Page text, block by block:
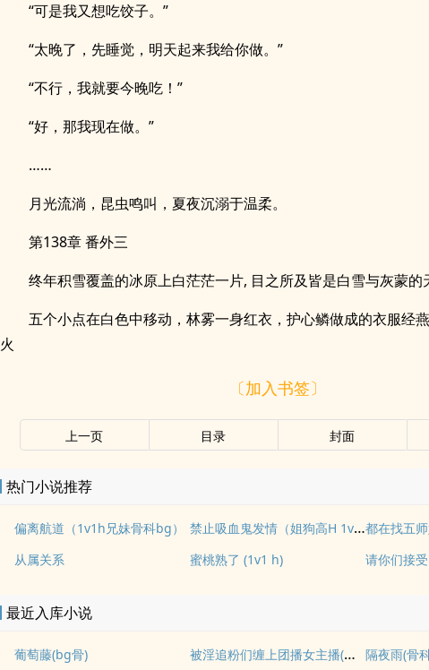
“可是我又想吃饺子。”
“太晚了，先睡觉，明天起来我给你做。”
“不行，我就要今晚吃！”
“好，那我现在做。”
……
月光流淌，昆虫鸣叫，夏夜沉溺于温柔。
第138章 番外三
终年积雪覆盖的冰原上白茫茫一片, 目之所及皆是白雪与灰蒙的
五个小点在白色中移动，林雾一身红衣，护心鳞做成的衣服经
火
〔加入书签〕
上一页 目录 封面
热门小说推荐
偏离航道（1v1h兄妹骨科bg） 禁止吸血鬼发情（姐狗高H 1v1）都在找五
从属关系
蜜桃熟了 (1v1 h) 请你们接
最近入库小说
葡萄藤(bg骨) 被淫追粉们缠上团播女主播(露出NPH) 隔夜雨(骨